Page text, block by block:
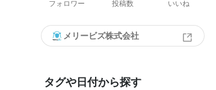
フォロワー 投稿数 いいね
メリービズ株式会社
タグや日付から探す